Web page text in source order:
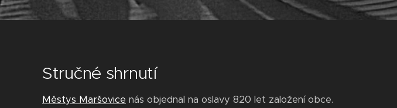
Stručné shrnutí
Městys Maršovice nás objednal na oslavy 820 let založení obce.